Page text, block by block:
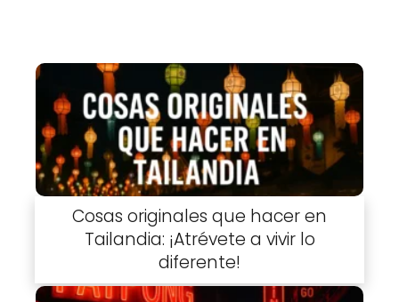
Cosas originales que hacer en
Tailandia: ¡Atrévete a vivir lo
diferente!